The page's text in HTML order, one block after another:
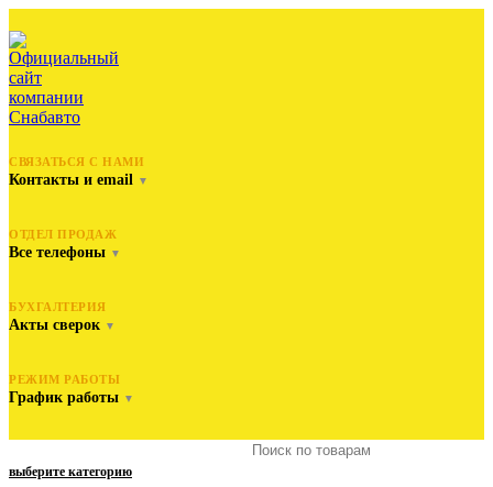
СВЯЗАТЬСЯ С НАМИ
Контакты и email ▼
ОТДЕЛ ПРОДАЖ
Все телефоны ▼
БУХГАЛТЕРИЯ
Акты сверок ▼
РЕЖИМ РАБОТЫ
График работы ▼
выберите категорию